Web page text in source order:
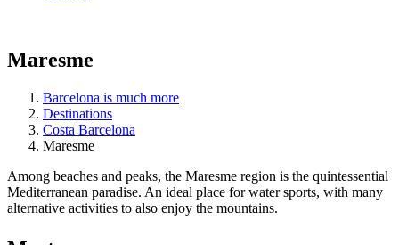
Maresme
Barcelona is much more
Destinations
Costa Barcelona
Maresme
Among beaches and peaks, the Maresme region is the quintessential
Mediterranean paradise. An ideal place for water sports, with many
alternative activities to also enjoy the mountains.